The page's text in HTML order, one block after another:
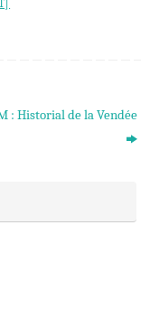
: Historial de la Vendée